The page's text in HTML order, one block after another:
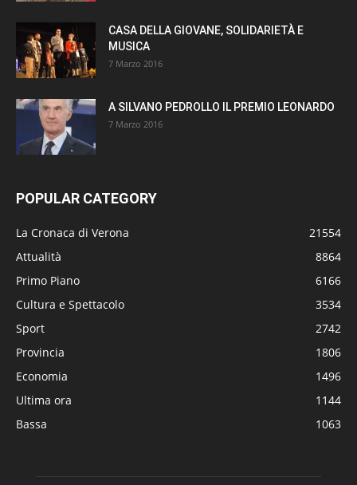
CASA DELLA GIOVANE, SOLIDARIETÀ E
MUSICA
7 Marzo 2016
A SILVANO PEDROLLO IL PREMIO LEONARDO
7 Marzo 2016
POPULAR CATEGORY
La Cronaca di Verona
21554
Attualità
8864
Primo Piano
6166
Cultura e Spettacolo
3534
Sport
2742
Provincia
1806
Economia
1496
Ultima ora
1144
Bassa
1063